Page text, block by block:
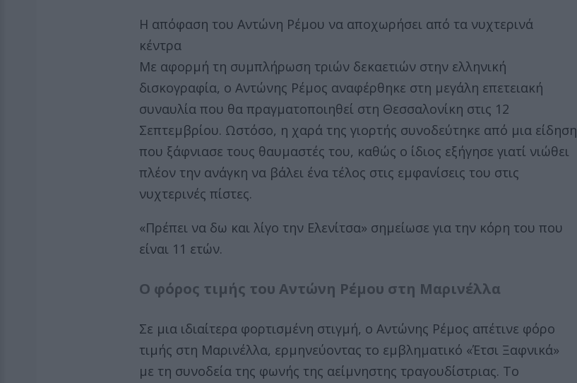
Η απόφαση του Αντώνη Ρέμου να αποχωρήσει από τα νυχτερινά
κέντρα
Με αφορμή τη συμπλήρωση τριών δεκαετιών στην ελληνική
δισκογραφία, ο Αντώνης Ρέμος αναφέρθηκε στη μεγάλη επετειακή
συναυλία που θα πραγματοποιηθεί στη Θεσσαλονίκη στις 12
Σεπτεμβρίου. Ωστόσο, η χαρά της γιορτής συνοδεύτηκε από μια είδηση
που ξάφνιασε τους θαυμαστές του, καθώς ο ίδιος εξήγησε γιατί νιώθει
πλέον την ανάγκη να βάλει ένα τέλος στις εμφανίσεις του στις
νυχτερινές πίστες.
«Πρέπει να δω και λίγο την Ελενίτσα» σημείωσε για την κόρη του που
είναι 11 ετών.
Ο φόρος τιμής του Αντώνη Ρέμου στη Μαρινέλλα
Σε μια ιδιαίτερα φορτισμένη στιγμή, ο Αντώνης Ρέμος απέτινε φόρο
τιμής στη Μαρινέλλα, ερμηνεύοντας το εμβληματικό «Έτσι Ξαφνικά»
με τη συνοδεία της φωνής της αείμνηστης τραγουδίστριας. Το